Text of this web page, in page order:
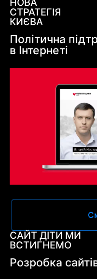
НОВА
СТРАТЕГІЯ
КИЄВА
Політична
в Інтернеті
САЙТ ДІТИ МИ
ВСТИГНЕМО
Розробка